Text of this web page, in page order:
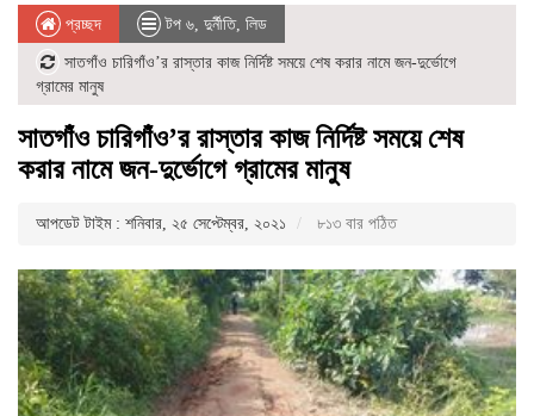
প্রচ্ছদ টপ ৬ দুর্নীতি, লিড
সাতগাঁও চারিগাঁও’র রাস্তার কাজ নির্দিষ্ট সময়ে শেষ করার নামে জন-দুর্ভোগে
গ্রামের মানুষ
সাতগাঁও চারিগাঁও’র রাস্তার কাজ নির্দিষ্ট সময়ে শেষ
করার নামে জন-দুর্ভোগে গ্রামের মানুষ
আপডেট টাইম : শনিবার, ২৫ সেপ্টেম্বর, ২০২১ ৮১৩ বার পঠিত